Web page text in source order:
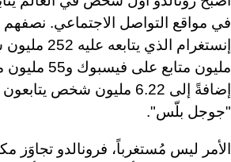
في مواقع التواصل الاجتماعي. نصفهم
مليون متابع
إضافةً إلى 6.22 مليون شخص
"جوجل بلّس".
الأمر ليس مُستغرباً، فرونالدو تجاوَز